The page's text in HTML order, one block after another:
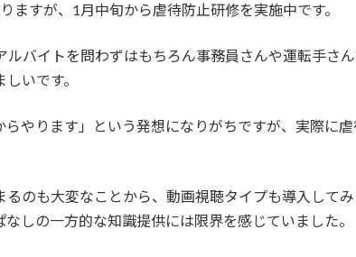
すが、1月中旬から虐待防止研修を実施中です。
バイトを問わずはもちろん事務員さんや運転手さ
いです。
やります」という発想になりがちですが、実際に
のも大変なことから、動画視聴タイプも導入して
しの一方的な知識提供には限界を感じていました。